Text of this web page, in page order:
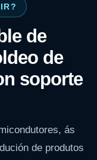
de
de
soporte
ás
de produtos